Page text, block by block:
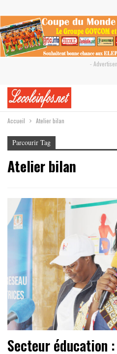
-
Accueil Atelier bilan
Parcourir Tag
Atelier bilan
Secteur